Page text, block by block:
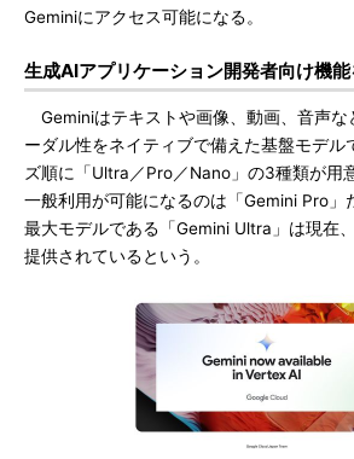
Geminiにアクセス可能になる。
生成AIアプリケーション開発者向け機
Geminiはテキストや画像、動画、音声な
ーダル性をネイティブで備えた基盤モデル
ズ順に「Ultra／Pro／Nano」の3種類が用
一般利用が可能になるのは「Gemini Pro」
最大モデルである「Gemini Ultra」は現在
提供されているという。